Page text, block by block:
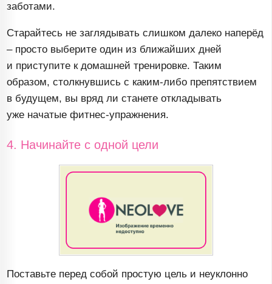
заботами.
Старайтесь не заглядывать слишком далеко наперёд
– просто выберите один из ближайших дней
и приступите к домашней тренировке. Таким
образом, столкнувшись с каким-либо препятствием
в будущем, вы вряд ли станете откладывать
уже начатыефитнес-упражнения.
4. Начинайте с одной цели
Поставьте перед собой простую цель и неуклонно